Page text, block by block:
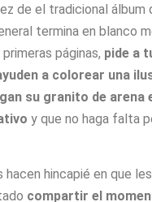
de el tradicional álbum
termina en blanco
páginas, pide a
a colorear una
su granito de arena
y que no haga falta
hacen hincapié en que
compartir el